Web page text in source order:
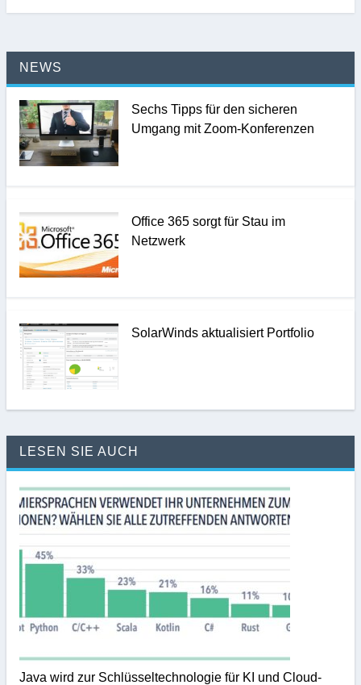
NEWS
Sechs Tipps für den sicheren
Umgang mit Zoom-Konferenzen
Office 365 sorgt für Stau im
Netzwerk
SolarWinds aktualisiert Portfolio
LESEN SIE AUCH
Java wird zur Schlüsseltechnologie für KI und Cloud-